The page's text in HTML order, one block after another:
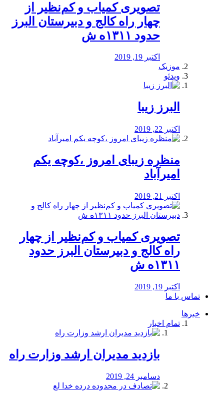
️تصویری کمیاب و کم‌نظیر از
چهار راه كالج و دبيرستان البرز
حدود ۱۳۱۱ه ش
اکتبر 19, 2019
موزیک
ویدئو
البرز زیبا
اکتبر 22, 2019
منظره‌‌ زیبای امروز ،کوچه یکم
امیرآباد
اکتبر 21, 2019
️تصویری کمیاب و کم‌نظیر از چهار
راه كالج و دبيرستان البرز حدود
۱۳۱۱ه ش
اکتبر 19, 2019
تماس با ما
خبرها
تمام اخبار
بازدید مدیران ارشد وزارت راه
دسامبر 24, 2019